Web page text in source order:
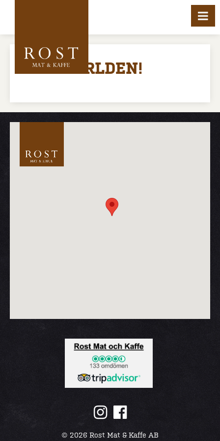
HEJ VÄRLDEN!
© 2026 Rost Mat & Kaffe AB